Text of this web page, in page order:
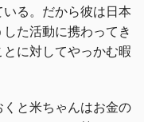
る。だから彼は日本
た活動に携わってき
に対してやっかむ暇
と米ちゃんはお金の